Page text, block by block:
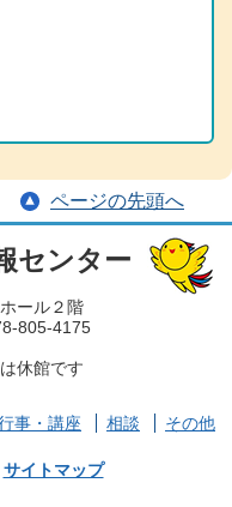
験の受験案内を掲載しまし
9/5公開収録は都合により
試験の受験案内を掲載しま
ムデーが開催され、手話・
ております。ぜひ、足を運
座を掲載しました。
ページの先頭へ
センター
ール２階
805-4175
休館です
事・講座 相談 その他
サイトマップ